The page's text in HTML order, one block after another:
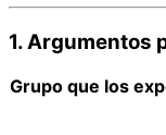
1. Argumentos
Grupo que los